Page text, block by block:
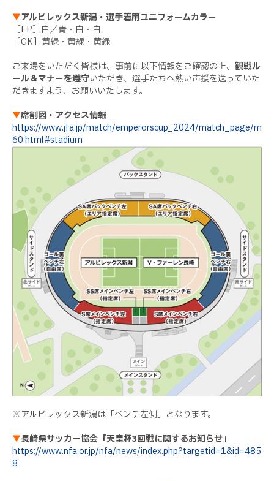
▼アルビレックス新潟・選手着用ユニフォームカラー
［FP］白／青・白・白
［GK］黄緑・黄緑・黄緑
ご来場をいただく皆様は、事前に以下情報をご確認の上、 観戦ル
ール＆マナーを遵守いただき、選手たちへ熱い声援を送っていた
だきますよう、お願いいたします。
▼席割図・アクセス情報
https://www.jfa.jp/match/emperorscup_2024/match_page/m
60.html#stadium
※アルビレックス新潟は「ベンチ左側」となります。
▼長崎県サッカー協会「天皇杯3回戦に関するお知らせ」
https://www.nfa.or.jp/nfa/news/index.php?targetid=1&id=485
8